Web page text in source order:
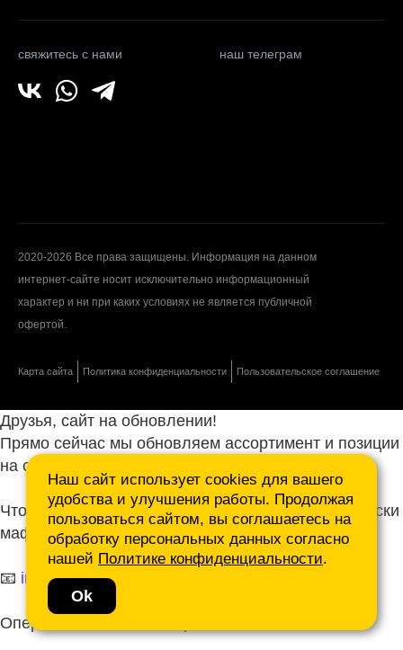
свяжитесь с нами наш телеграм
2020-2026 Все права защищены. Информация на данном
интернет-сайте носит исключительно информационный
характер и ни при каких условиях не является публичной
офертой.
Карта сайта Политика конфиденциальности Пользовательское соглашение
Наш сайт использует cookies для вашего
удобства и улучшения работы. Продолжая
пользоваться сайтом, вы соглашаетесь на
обработку персональных данных согласно
нашей Политике конфиденциальности.
Ok
Друзья, сайт на обновлении!
Прямо сейчас мы обновляем ассортимент и позиции
на сайте.
Чтобы не ждать, присылайте ваши запросы и списки
маф нам на почту.
📧 info@mafmasterfibre.ru
Оперативно ответим и просчитаем КП!